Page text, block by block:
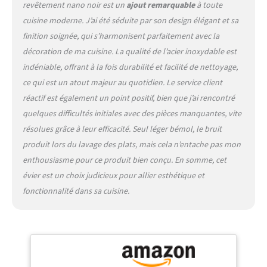
revêtement nano noir sur la
surface de l'évier encastré
est hydrophobe et
oléophobe, ce qui rend le
nettoyage encore plus
facile. Angle R et tapis de
réduction du bruit : les
petits coins arrondis de
l'évier fait main sont polis à
la main pour améliorer
considérablement
l'utilisation de l'espace
d'évier fait à la main. Le
fond de l'évier fait à la main
dispose d'un coussinet
acoustique pour réduire le
cuisine plus calme. Achetez
en toute confiance : TORVA
offre un service client de
revêtement nano noir est un ajout remarquableà toute
cuisine moderne. J’ai été séduite par son design élégant et sa
finition soignée, qui s’harmonisent parfaitement avec la
décoration de ma cuisine. La qualité de l’acier inoxydable est
indéniable, offrant à la fois durabilité et facilité de nettoyage,
ce qui est un atout majeur au quotidien. Le service client
réactif est également un point positif, bien que j’ai rencontré
quelques difficultés initiales avec des pièces manquantes, vite
résolues grâce à leur efficacité. Seul léger bémol, le bruit
produit lors du lavage des plats, mais cela n’entache pas mon
enthousiasme pour ce produit bien conçu. En somme, cet
évier est un choix judicieux pour allier esthétique et
fonctionnalité dans sa cuisine.